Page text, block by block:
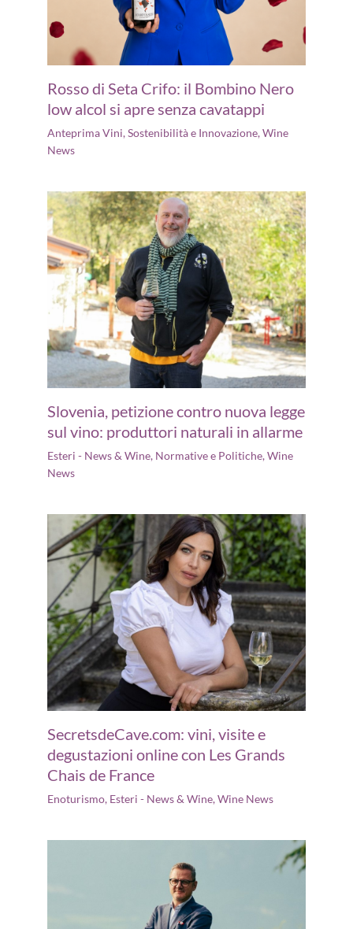
Rosso di Seta Crifo: il Bombino Nero
low alcol si apre senza cavatappi
Anteprima Vini,Sostenibilità e Innovazione,Wine
News
Slovenia, petizione contro nuova legge
sul vino: produttori naturali in allarme
Esteri - News & Wine, Normative e Politiche,Wine
News
SecretsdeCave.com: vini, visite e
degustazioni online con Les Grands
Chais de France
Enoturismo, Esteri - News & Wine,Wine News